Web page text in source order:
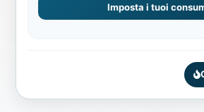
Imposta i tuoi